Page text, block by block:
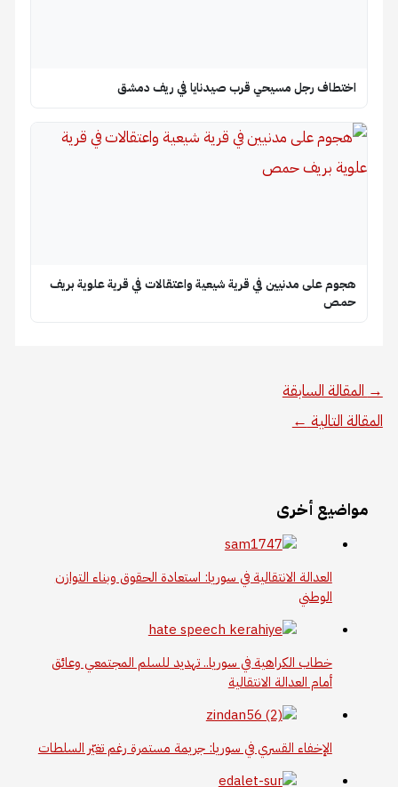
اختطاف رجل مسيحي قرب صيدنايا في ريف دمشق
هجوم على مدنيين في قرية شيعية واعتقالات في قرية علوية بريف
حمص
→ المقالة السابقة
المقالة التالية ←
مواضيع أخرى
العدالة الانتقالية في سوريا: استعادة الحقوق وبناء التوازن
الوطني
خطاب الكراهية في سوريا.. تهديد للسلم المجتمعي وعائق
أمام العدالة الانتقالية
الإخفاء القسري في سوريا: جريمة مستمرة رغم تغيّر السلطات